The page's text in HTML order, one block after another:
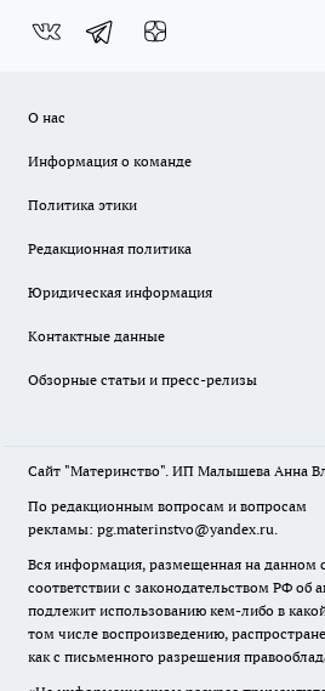
О нас
Информация о команде
Политика этики
Редакционная политика
Юридическая информация
Контактные данные
Обзорные статьи и пресс-релизы
Сайт "Материнство". ИП Малышева Анна
По редакционным вопросам и вопросам
рекламы: pg.materinstvo@yandex.ru.
Вся информация, размещенная на данном
соответствии с законодательством РФ об
подлежит использованию кем-либо в
том числе воспроизведению,
как с письменного разрешения